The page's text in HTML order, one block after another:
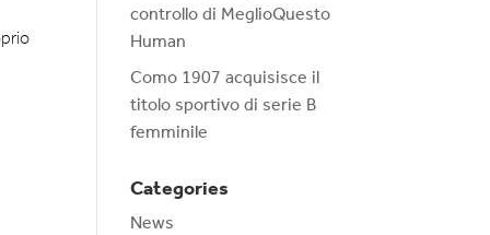
controllo di MeglioQuesto
Human
Como 1907 acquisisce il
titolo sportivo di serie B
femminile
Categories
News